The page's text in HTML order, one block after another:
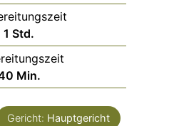
1 Std.
Min.
Gericht: Hauptgericht